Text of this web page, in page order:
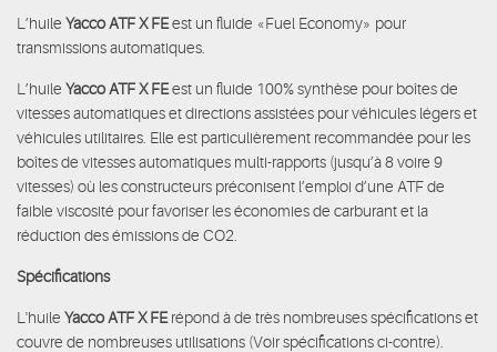
L’huile Yacco ATF X FEest un fluide «Fuel Economy» pour
transmissions automatiques.
L’huile Yacco ATF X FEest un fluide 100% synthèse pour boîtes de
vitesses automatiques et directions assistées pour véhicules légers et
véhicules utilitaires. Elle est particulièrement recommandée pour les
boîtes de vitesses automatiques multi-rapports (jusqu’à 8 voire 9
vitesses) où les constructeurs préconisent l’emploi d’une ATF de
faible viscosité pour favoriser les économies de carburant et la
réduction des émissions de CO2.
Spécifications
L'huile Yacco ATF X FE répond à de très nombreuses spécifications et
couvre de nombreuses utilisations (Voir spécifications ci-contre).